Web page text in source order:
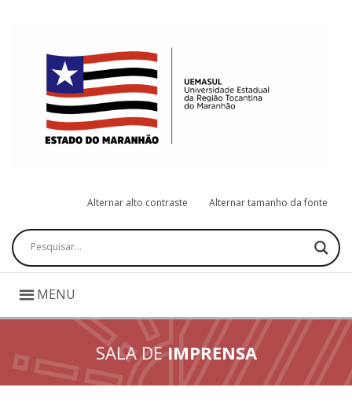
Alternar alto contraste Alternar tamanho da fonte
Pesquisar
MENU
SALA DEIMPRENSA